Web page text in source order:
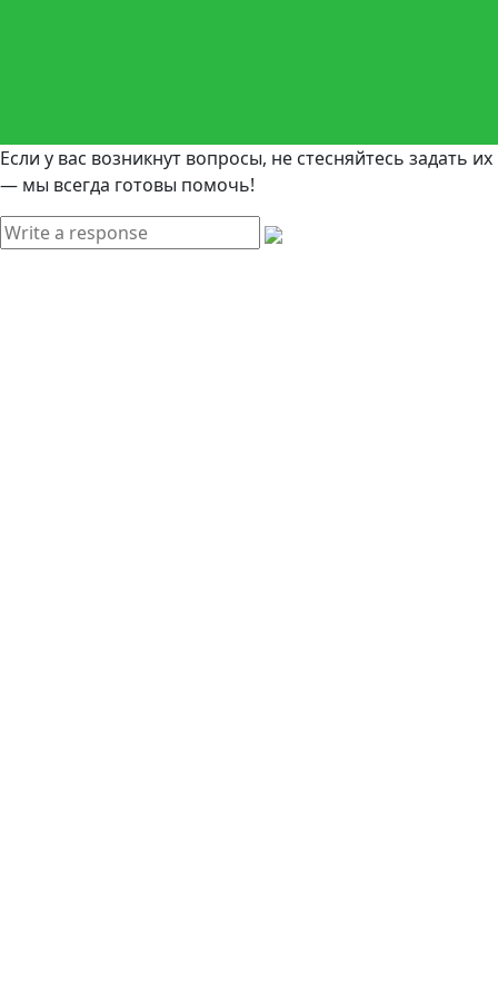
Если у вас возникнут вопросы, не стесняйтесь задать их
— мы всегда готовы помочь!